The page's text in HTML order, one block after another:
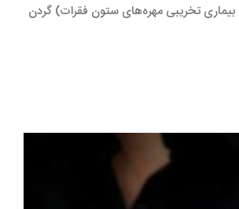
بیماری تخریبی مهره‌های ستون فقرات) گردن